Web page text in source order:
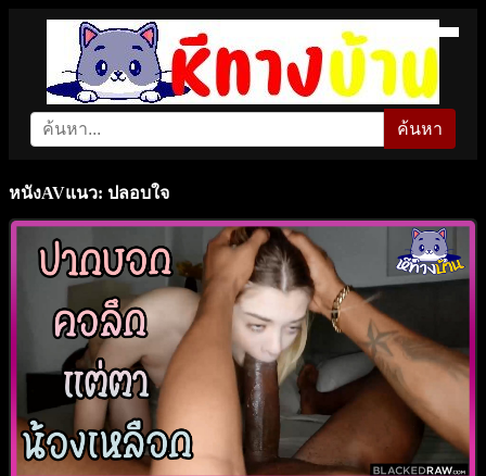
ค้นหา
หนังAVแนว: ปลอบใจ